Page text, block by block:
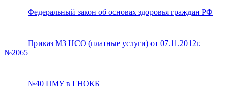
Федеральный закон об основах здоровья граждан РФ
Приказ МЗ НСО (платные услуги) от 07.11.2012г.
№2065
№40 ПМУ в ГНОКБ